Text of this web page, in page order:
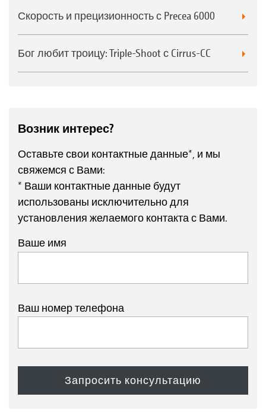
Скорость и прецизионность с Precea 6000
Бог любит троицу: Triple-Shoot с Cirrus-CC
Возник интерес?
Оставьте свои контактные данные*, и мы
свяжемся с Вами:
* Ваши контактные данные будут
использованы исключительно для
установления желаемого контакта с Вами.
Ваше имя
Ваш номер телефона